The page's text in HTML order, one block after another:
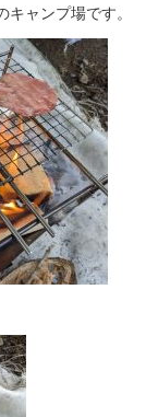
ャンプ場です。